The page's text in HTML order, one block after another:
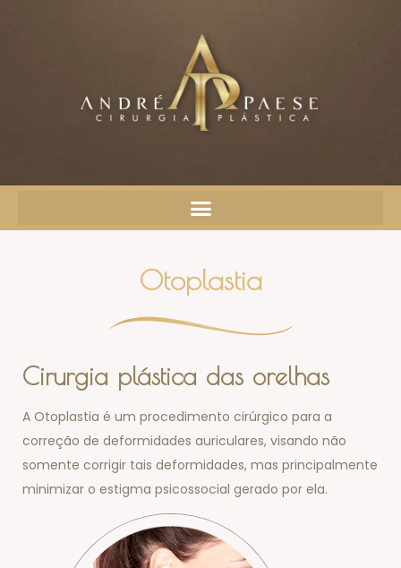
Otoplastia
Cirurgia plástica das orelhas
A Otoplastia é um procedimento cirúrgico para a
correção de deformidades auriculares, visando não
somente corrigir tais deformidades, mas principalmente
minimizar o estigma psicossocial gerado por ela.